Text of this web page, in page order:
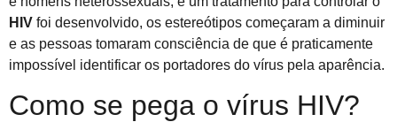
HIV foi desenvolvido, os estereótipos começaram a diminuir
e as pessoas tomaram consciência de que é praticamente
impossível identificar os portadores do vírus pela aparência.
Como se pega o vírus HIV?